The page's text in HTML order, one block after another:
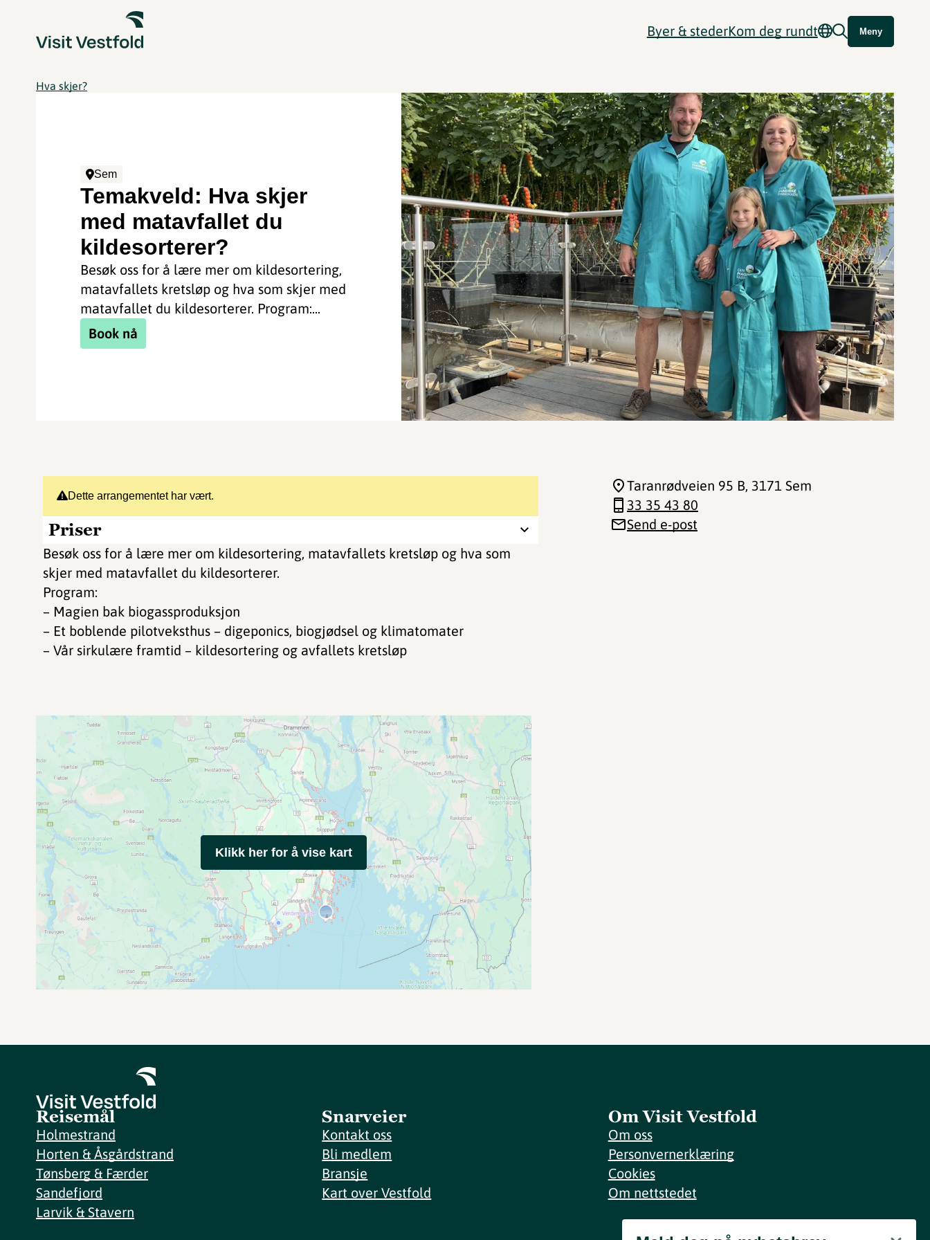
Byer & stederKom deg rundt Meny
Hva skjer?
Sem
Temakveld: Hva skjer
med matavfallet du
kildesorterer?
Besøk oss for å lære mer om kildesortering,
matavfallets kretsløp og hva som skjer med
matavfallet du kildesorterer. Program:...
Book nå
Dette arrangementet har vært.
Priser
Besøk oss for å lære mer om kildesortering, matavfallets kretsløp og hva som
skjer med matavfallet du kildesorterer.
Program:
– Magien bak biogassproduksjon
– Et boblende pilotveksthus – digeponics, biogjødsel og klimatomater
– Vår sirkulære framtid – kildesortering og avfallets kretsløp
Taranrødveien 95 B, 3171 Sem
33 35 43 80
Send e-post
Klikk her for å vise kart
Reisemål
Holmestrand
Horten & Åsgårdstrand
Tønsberg & Færder
Sandefjord
Larvik & Stavern
Snarveier
Kontakt oss
Bli medlem
Bransje
Kart over Vestfold
Om Visit Vestfold
Om oss
Personvernerklæring
Cookies
Om nettstedet
Meld deg på nyhetsbrev